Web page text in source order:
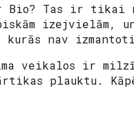
Bio? Tas ir tikai
izejvielām,
kurās nav
veikalos ir
plauktu.